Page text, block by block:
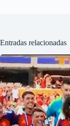
Entradas relacionadas